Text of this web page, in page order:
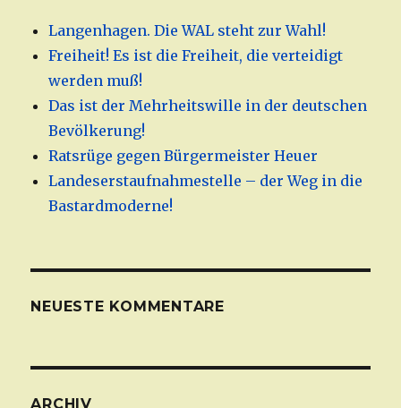
Langenhagen. Die WAL steht zur Wahl!
Freiheit! Es ist die Freiheit, die verteidigt
werden muß!
Das ist der Mehrheitswille in der deutschen
Bevölkerung!
Ratsrüge gegen Bürgermeister Heuer
Landeserstaufnahmestelle – der Weg in die
Bastardmoderne!
NEUESTE KOMMENTARE
ARCHIV